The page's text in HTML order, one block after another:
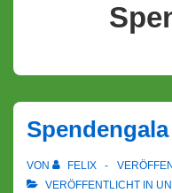
Spendengala
VON FELIX
VERÖFFENTLICHT IN